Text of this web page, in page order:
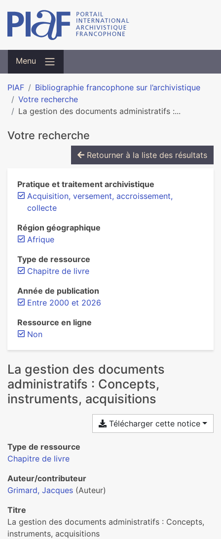
Menu
PIAF
Bibliographie francophone sur l’archivistique
Votre recherche
La gestion des documents administratifs :...
Votre recherche
Retourner à la liste des résultats
Pratique et traitement archivistique
Acquisition, versement, accroissement,
collecte
Région géographique
Afrique
Type de ressource
Chapitre de livre
Année de publication
Entre 2000 et 2026
Ressource en ligne
Non
La gestion des documents
administratifs : Concepts,
instruments, acquisitions
Télécharger cette notice
Type de ressource
Chapitre de livre
Auteur/contributeur
Grimard, Jacques (Auteur)
Titre
La gestion des documents administratifs : Concepts,
instruments, acquisitions